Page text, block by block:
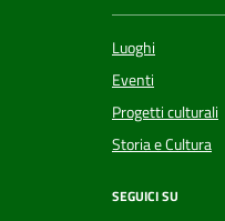
Luoghi
Eventi
Progetti culturali
Storia e Cultura
SEGUICI SU